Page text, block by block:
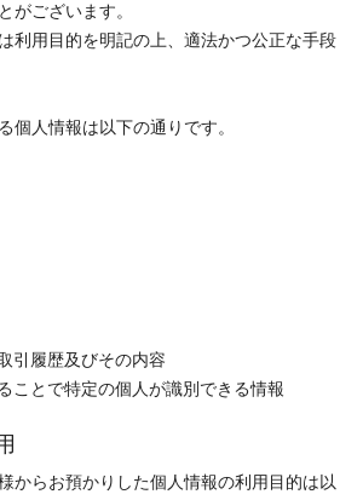
がございます。
利用目的を明記の上、適法かつ公正な手段
個人情報は以下の通りです。
引履歴及びその内容
ことで特定の個人が識別できる情報
からお預かりした個人情報の利用目的は以